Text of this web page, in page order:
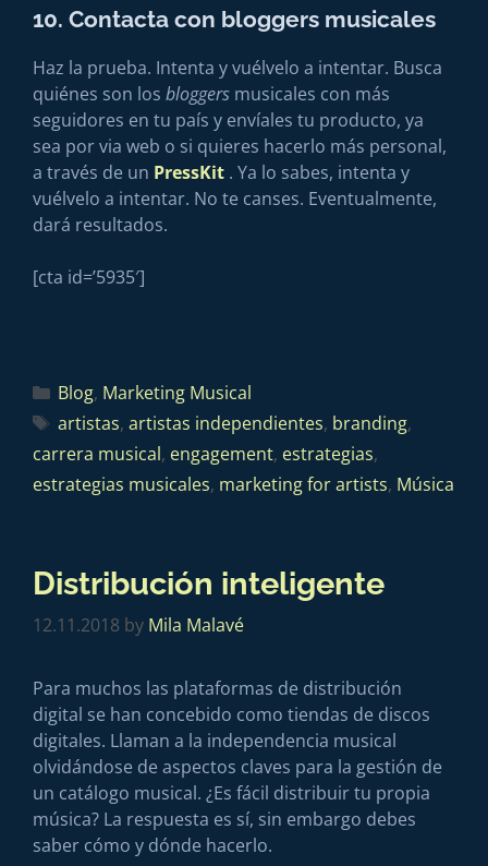
10. Contacta con bloggers musicales
Haz la prueba. Intenta y vuélvelo a intentar. Busca
quiénes son los bloggers musicales con más
seguidores en tu país y envíales tu producto, ya
sea por via web o si quieres hacerlo más personal,
a través de un PressKit . Ya lo sabes, intenta y
vuélvelo a intentar. No te canses. Eventualmente,
dará resultados.
[cta id=’5935′]
Blog, Marketing Musical
artistas, artistas independientes, branding,
carrera musical, engagement, estrategias,
estrategias musicales, marketing for artists, Música
Distribución inteligente
12.11.2018 by Mila Malavé
Para muchos las plataformas de distribución
digital se han concebido como tiendas de discos
digitales. Llaman a la independencia musical
olvidándose de aspectos claves para la gestión de
un catálogo musical. ¿Es fácil distribuir tu propia
música? La respuesta es sí, sin embargo debes
saber cómo y dónde hacerlo.